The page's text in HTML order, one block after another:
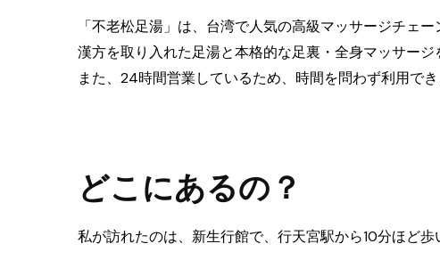
「不老松足湯」は、台湾で人気の高級マッサージチェー
漢方を取り入れた足湯と本格的な足裏・全身マッサージ
また、24時間営業しているため、時間を問わず利用で
どこにあるの？
私が訪れたのは、新生行館で、行天宮駅から10分ほど歩